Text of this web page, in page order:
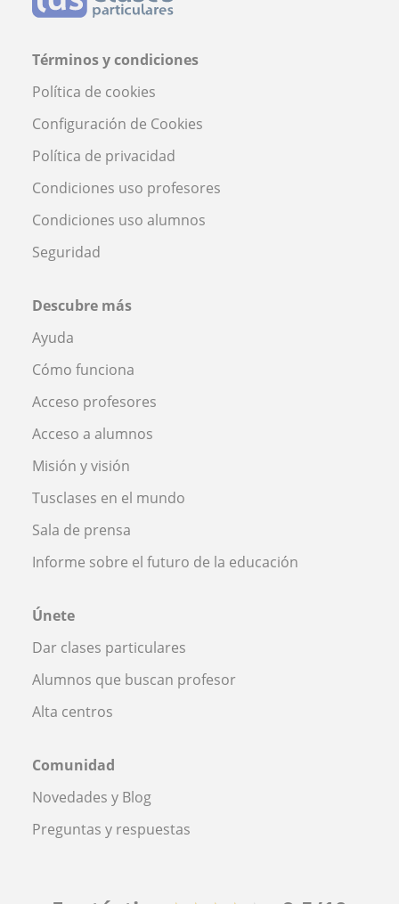
Términos y condiciones
Política de cookies
Configuración de Cookies
Política de privacidad
Condiciones uso profesores
Condiciones uso alumnos
Seguridad
Descubre más
Ayuda
Cómo funciona
Acceso profesores
Acceso a alumnos
Misión y visión
Tusclases en el mundo
Sala de prensa
Informe sobre el futuro de la educación
Únete
Dar clases particulares
Alumnos que buscan profesor
Alta centros
Comunidad
Novedades y Blog
Preguntas y respuestas